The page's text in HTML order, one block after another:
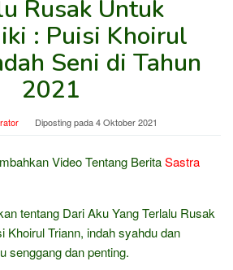
Rusak Untuk
: Puisi Khoirul
Seni di Tahun
2021
Diposting pada4 Oktober 2021
Video Tentang BeritaSastra
tentang Dari Aku Yang Terlalu Rusak
Khoirul Triann, indah syahdu dan
senggang dan penting.